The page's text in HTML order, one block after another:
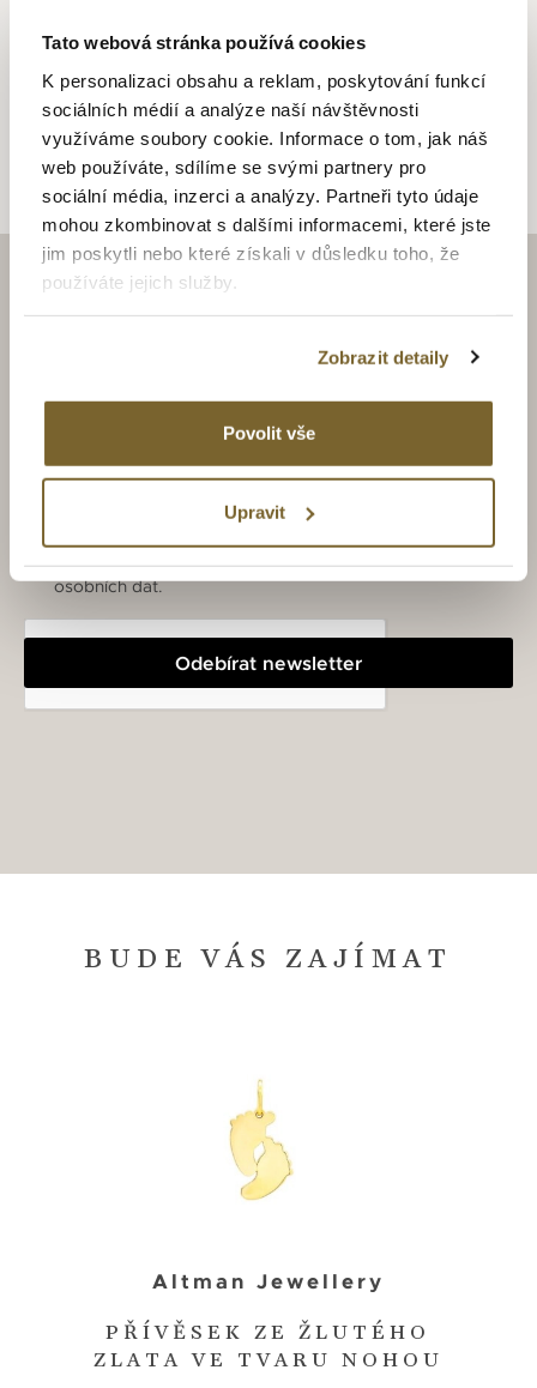
Tato webová stránka používá cookies
K personalizaci obsahu a reklam, poskytování funkcí
sociálních médií a analýze naší návštěvnosti
využíváme soubory cookie. Informace o tom, jak náš
web používáte, sdílíme se svými partnery pro
sociální média, inzerci a analýzy. Partneři tyto údaje
mohou zkombinovat s dalšími informacemi, které jste
jim poskytli nebo které získali v důsledku toho, že
používáte jejich služby.
Zobrazit detaily
Povolit vše
Upravit
ALTMAN JEWELLERY
Altman Jewellery
ZAJÍMAJÍ VÁS LUXUSNÍ
HODINKY A ŠPERKY?
Odebírat newsletter
Souhlasím se zasíláním Newsletteru a zpracováním
osobních dat.
BUDE VÁS ZAJÍMAT
PŘÍVĚSEK ZE ŽLUTÉHO
ZLATA VE TVARU NOHOU
Altman Jewellery